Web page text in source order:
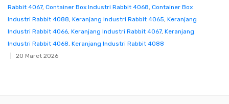
Rabbit 4067, Container Box Industri Rabbit 4068, Container Box
Industri Rabbit 4088, Keranjang Industri Rabbit 4065, Keranjang
Industri Rabbit 4066, Keranjang Industri Rabbit 4067, Keranjang
Industri Rabbit 4068, Keranjang Industri Rabbit 4088
20 Maret 2026